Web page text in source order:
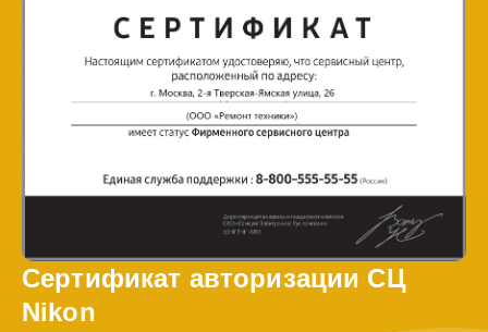
Сертификат авторизации СЦ
Nikon